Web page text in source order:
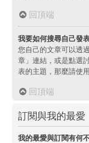
回頂端
我要如何搜尋自己發
您自己的文章可以透
章」連結，或是點選
表的主題，那麼請使
回頂端
訂閱與我的最愛
我的最愛與訂閱有何